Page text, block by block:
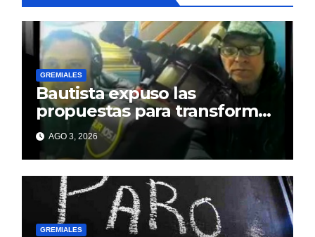
GREMIALES
Bautista expuso las
propuestas para transformar
el Sindicato Municipal de
Berisso
AGO 3, 2026
GREMIALES